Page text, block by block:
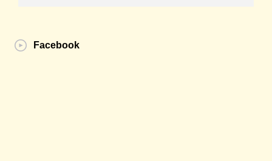
Facebook